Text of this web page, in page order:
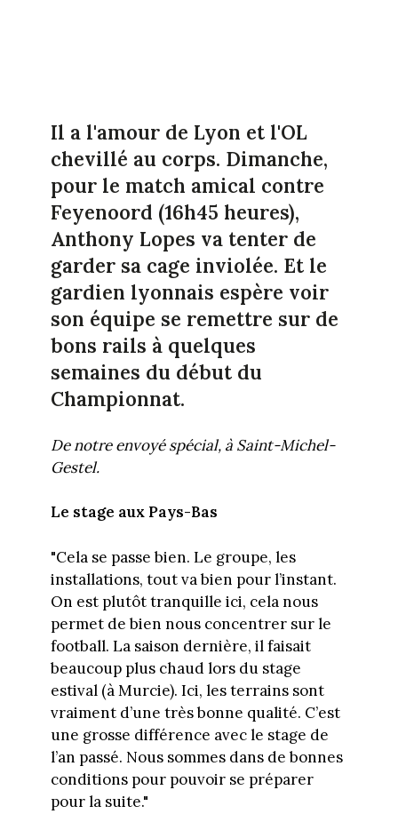
Il a l'amour de Lyon et l'OL
chevillé au corps. Dimanche,
pour le match amical contre
Feyenoord (16h45 heures),
Anthony Lopes va tenter de
garder sa cage inviolée. Et le
gardien lyonnais espère voir
son équipe se remettre sur de
bons rails à quelques
semaines du début du
Championnat.
De notre envoyé spécial, à Saint-Michel-
Gestel.
Le stage aux Pays-Bas
"Cela se passe bien. Le groupe, les
installations, tout va bien pour l’instant.
On est plutôt tranquille ici, cela nous
permet de bien nous concentrer sur le
football. La saison dernière, il faisait
beaucoup plus chaud lors du stage
estival (à Murcie). Ici, les terrains sont
vraiment d’une très bonne qualité. C’est
une grosse différence avec le stage de
l’an passé. Nous sommes dans de bonnes
conditions pour pouvoir se préparer
pour la suite."